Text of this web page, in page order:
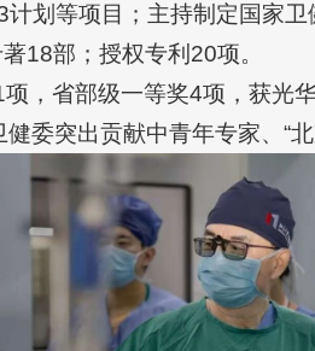
划等项目；主持制定国家
18部；授权专利20项。
，省部级一等奖4项，获光
委突出贡献中青年专家、“北